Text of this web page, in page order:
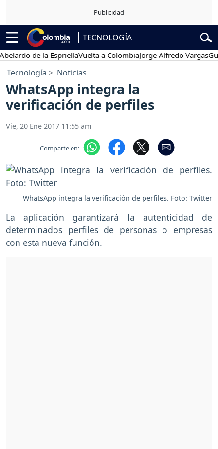
TECNOLOGÍA
de la EspriellaVuelta a ColombiaJorge Alfredo Vargas
Tecnología Noticias
WhatsApp integra la
verificación de perfiles
Vie, 20 Ene 2017 11:55 am
Comparte en:
WhatsApp integra la verificación de perfiles. Foto: Twitter
La aplicación garantizará la autenticidad de
determinados perfiles de personas o empresas
con esta nueva función.